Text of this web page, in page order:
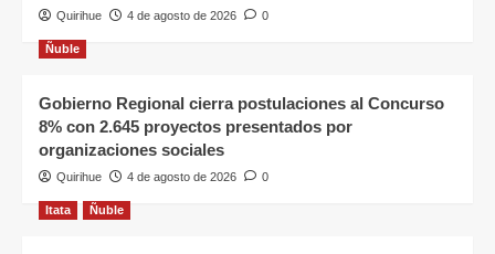
Quirihue 4 de agosto de 2026 0
Ñuble
Gobierno Regional cierra postulaciones al Concurso
8% con 2.645 proyectos presentados por
organizaciones sociales
Quirihue 4 de agosto de 2026 0
Itata Ñuble